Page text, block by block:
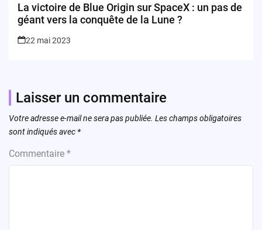
La victoire de Blue Origin sur SpaceX : un pas de
géant vers la conquête de la Lune ?
22 mai 2023
Laisser un commentaire
Votre adresse e-mail ne sera pas publiée. Les champs obligatoires
sont indiqués avec *
Commentaire *